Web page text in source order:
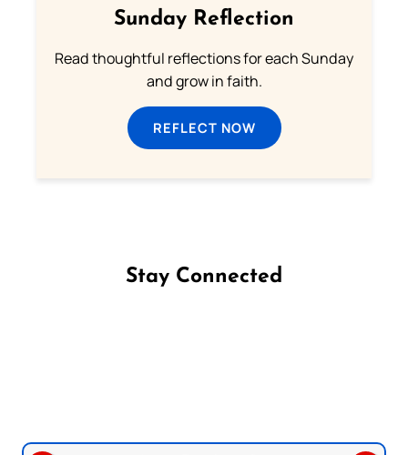
Sunday Reflection
Read thoughtful reflections for each Sunday
and grow in faith.
REFLECT NOW
Stay Connected